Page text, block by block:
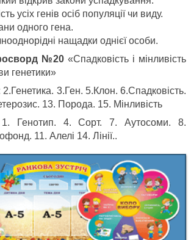
усіх генів осіб популяції чи виду.
одного гена.
нащадки однієї особи.
№20 «Спадковість і мінливість
генетики»
2.Генетика. 3.Ген. 5.Клон. 6.Спадковість.
13. Порода. 15. Мінливість
1. Генотип. 4. Сорт. 7. Аутосоми. 8.
11. Алелі 14. Лінії..